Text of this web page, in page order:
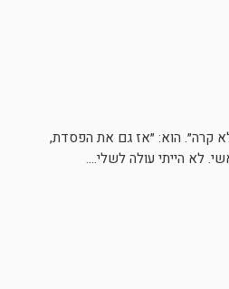
קרה״. הוא: ״אז גם את הפסדת,
לא הייתי עולה לשלי....